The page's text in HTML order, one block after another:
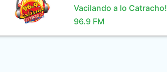
Vacilando a lo Catracho!
96.9 FM